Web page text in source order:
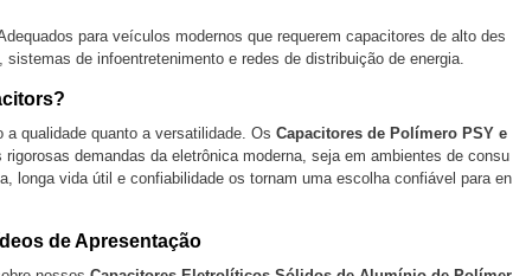
para veículos modernos que requerem capacitores de alto des
sistemas de infoentretenimento e redes de distribuição de energia.
a qualidade quanto a versatilidade. Os Capacitores de Polímero PSY e
demandas da eletrônica moderna, seja em ambientes de consu
longa vida útil e confiabilidade os tornam uma escolha confiável para en
de Apresentação